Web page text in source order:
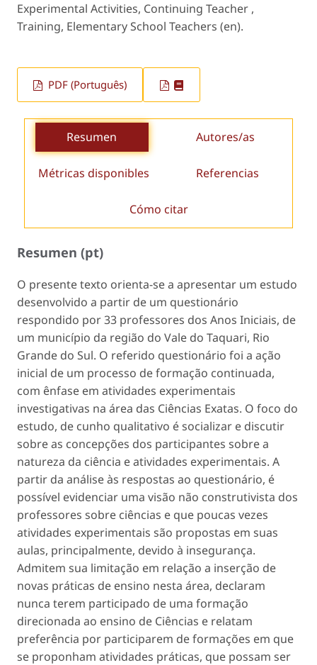
Experimental Activities, Continuing Teacher ,
Training, Elementary School Teachers (en).
PDF (Português)
Resumen Autores/as
Métricas disponibles Referencias
Cómo citar
Resumen (pt)
O presente texto orienta-se a apresentar um estudo
desenvolvido a partir de um questionário
respondido por 33 professores dos Anos Iniciais, de
um município da região do Vale do Taquari, Rio
Grande do Sul. O referido questionário foi a ação
inicial de um processo de formação continuada,
com ênfase em atividades experimentais
investigativas na área das Ciências Exatas. O foco do
estudo, de cunho qualitativo é socializar e discutir
sobre as concepções dos participantes sobre a
natureza da ciência e atividades experimentais. A
partir da análise às respostas ao questionário, é
possível evidenciar uma visão não construtivista dos
professores sobre ciências e que poucas vezes
atividades experimentais são propostas em suas
aulas, principalmente, devido à insegurança.
Admitem sua limitação em relação a inserção de
novas práticas de ensino nesta área, declaram
nunca terem participado de uma formação
direcionada ao ensino de Ciências e relatam
preferência por participarem de formações em que
se proponham atividades práticas, que possam ser